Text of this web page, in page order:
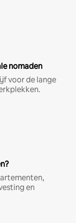
nomaden
voor de lange
en